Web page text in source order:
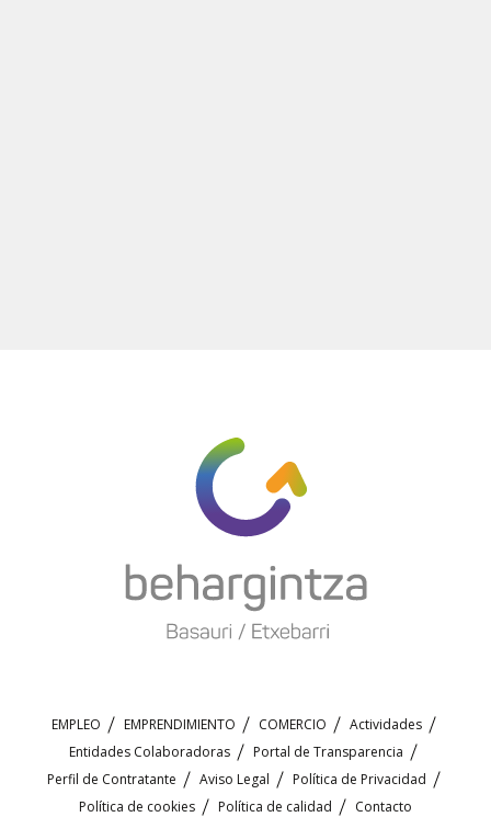
EMPLEO EMPRENDIMIENTO COMERCIO
Actividades
Entidades Colaboradoras
Portal de Transparencia
Perfil de Contratante
Aviso Legal
Política de Privacidad
Política de cookies
Política de calidad Contacto